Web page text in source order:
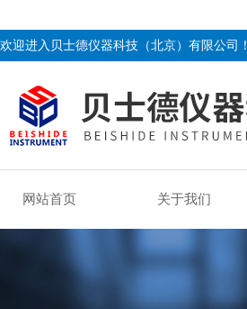
欢迎进入贝士德仪器科技（北京）有限公司！
网站首页 关于我们